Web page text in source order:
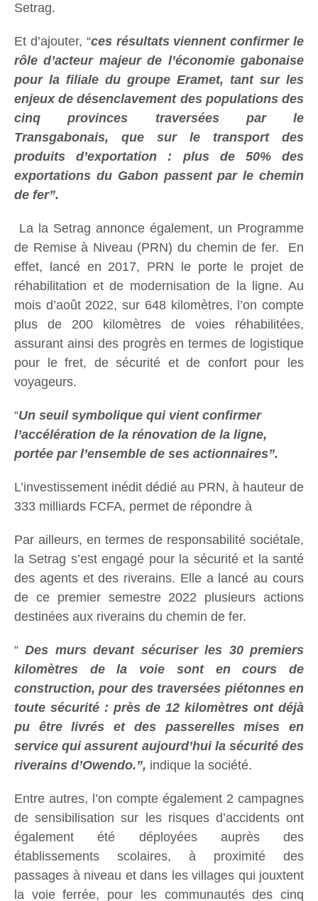
Setrag.
Et d’ajouter, “ces résultats viennent confirmer le
rôle d’acteur majeur de l’économie gabonaise
pour la filiale du groupe Eramet, tant sur les
enjeux de désenclavement des populations des
cinq provinces traversées par le
Transgabonais, que sur le transport des
produits d’exportation : plus de 50% des
exportations du Gabon passent par le chemin
de fer”.
La la Setrag annonce également, un Programme
de Remise à Niveau (PRN) du chemin de fer. En
effet, lancé en 2017, PRN le porte le projet de
réhabilitation et de modernisation de la ligne. Au
mois d’août 2022, sur 648 kilomètres, l’on compte
plus de 200 kilomètres de voies réhabilitées,
assurant ainsi des progrès en termes de logistique
pour le fret, de sécurité et de confort pour les
voyageurs.
“Un seuil symbolique qui vient confirmer
l’accélération de la rénovation de la ligne,
portée par l’ensemble de ses actionnaires”.
L’investissement inédit dédié au PRN, à hauteur de
333 milliards FCFA, permet de répondre à
Par ailleurs, en termes de responsabilité sociétale,
la Setrag s’est engagé pour la sécurité et la santé
des agents et des riverains. Elle a lancé au cours
de ce premier semestre 2022 plusieurs actions
destinées aux riverains du chemin de fer.
“Des murs devant sécuriser les 30 premiers
kilomètres de la voie sont en cours de
construction, pour des traversées piétonnes en
toute sécurité : près de 12 kilomètres ont déjà
pu être livrés et des passerelles mises en
service qui assurent aujourd’hui la sécurité des
riverains d’Owendo.”, indique la société.
Entre autres, l’on compte également 2 campagnes
de sensibilisation sur les risques d’accidents ont
également été déployées auprès des
établissements scolaires, à proximité des
passages à niveau et dans les villages qui jouxtent
la voie ferrée, pour les communautés des cinq